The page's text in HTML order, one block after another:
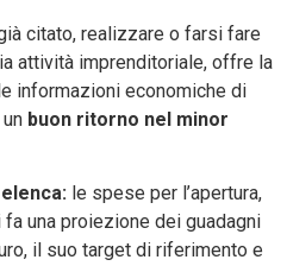
citato, realizzare o farsi fare
attività imprenditoriale, offre la
informazioni economiche di
buon ritorno nel minor
le spese per l’apertura,
una proiezione dei guadagni
il suo target di riferimento e